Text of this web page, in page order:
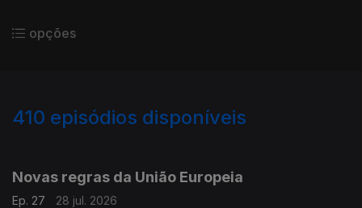
opções
410 episódios disponíveis
Novas regras da União Europeia
Ep. 27
28 jul. 2026